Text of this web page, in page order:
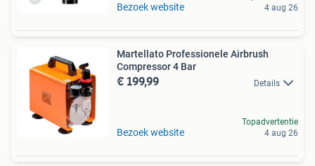
Bezoek website
4 aug 26
Martellato Professionele Airbrush
Compressor 4 Bar
€ 199,99 Details
Bezoek website
Topadvertentie
4 aug 26